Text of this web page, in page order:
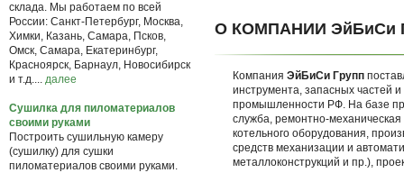
склада. Мы работаем по всей
России: Санкт-Петербург, Москва,
Химки, Казань, Самара, Псков,
Омск, Самара, Екатеринбург,
Красноярск, Барнаул, Новосибирск
и т.д.... далее
Сушилка для пиломатериалов
своими руками
Построить сушильную камеру
(сушилку) для сушки
пиломатериалов своими руками.
О КОМПАНИИ ЭйБиСи
Компания ЭйБиСи Групп
инструмента, запасных частей
промышленности РФ. На базе
служба, ремонтно-
котельного оборудования,
средств механизации и
металлоконструкций и пр.),